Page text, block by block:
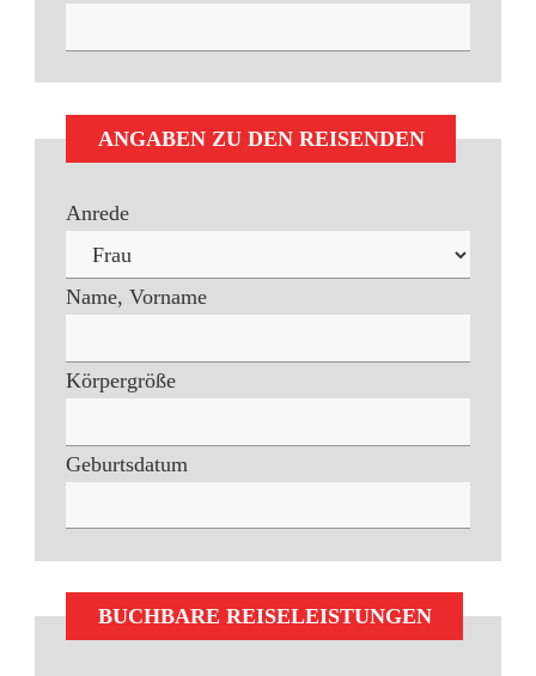
ANGABEN ZU DEN REISENDEN
Anrede
Name, Vorname
Körpergröße
Geburtsdatum
BUCHBARE REISELEISTUNGEN